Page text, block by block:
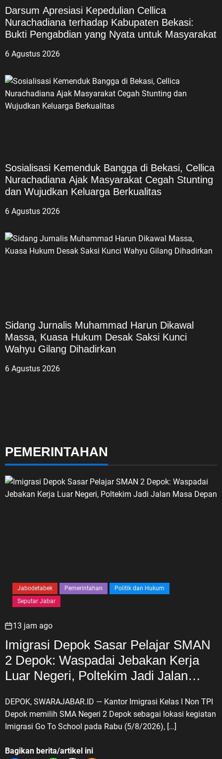
Darsum Apresiasi Kepedulian Cellica
Nurachadiana terhadap Kabupaten Bekasi:
Bukti Pengabdian yang Nyata untuk Masyarakat
6 Agustus 2026
Sosialisasi Kemenduk Bangga di Bekasi, Cellica
Nurachadiana Ajak Masyarakat Cegah Stunting
dan Wujudkan Keluarga Berkualitas
6 Agustus 2026
Sidang Jurnalis Muhammad Harun Dikawal
Massa, Kuasa Hukum Desak Saksi Kunci
Wahyu Gilang Dihadirkan
6 Agustus 2026
PEMERINTAHAN
Jabodetabek Pemerintahan
Politik dan Hukum
Seputar Jabar
13 jam ago
Imigrasi Depok Sasar Pelajar SMAN
2 Depok: Waspadai Jebakan Kerja
Luar Negeri, Poltekim Jadi Jalan
DEPOK, SWARAJABAR.ID — Kantor Imigrasi Kelas I Non TPI
Depok memilih SMA Negeri 2 Depok sebagai lokasi kegiatan
Imigrasi Go To School pada Rabu (5/8/2026), […]
Bagikan berita/artikel ini